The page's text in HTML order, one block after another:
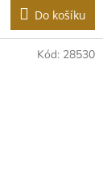
Do košíku
Kód: 28530